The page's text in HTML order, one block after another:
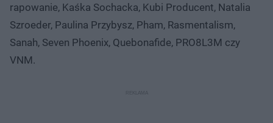
rapowanie, Kaśka Sochacka, Kubi Producent, Natalia
Szroeder, Paulina Przybysz, Pham, Rasmentalism,
Sanah, Seven Phoenix, Quebonafide, PRO8L3M czy
VNM.